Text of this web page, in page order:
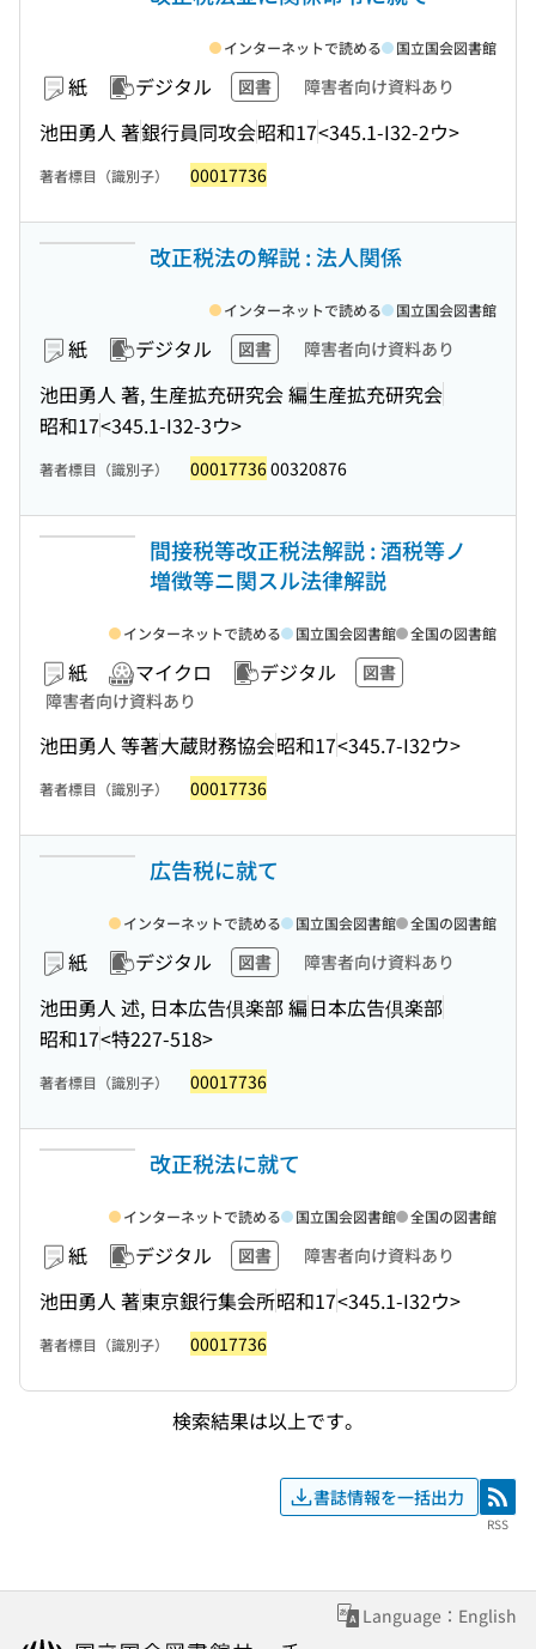
紙 デジタル 図書 障害者向け資料あり
池田勇人 著銀行員同攻会昭和17<345.1-I32-2ウ>
インターネットで読める 国立国会図書館
著者標目（識別子） 00017736
改正税法の解説 : 法人関係
紙 デジタル 図書 障害者向け資料あり
池田勇人 著, 生産拡充研究会 編生産拡充研究会
昭和17<345.1-I32-3ウ>
インターネットで読める 国立国会図書館
著者標目（識別子） 0001773600320876
間接税等改正税法解説 : 酒税等ノ
増徴等ニ関スル法律解説
紙 マイクロ デジタル
図書
障害者向け資料あり
池田勇人 等著大蔵財務協会昭和17<345.7-I32ウ>
インターネットで読める 国立国会図書館 全国の図書館
著者標目（識別子） 00017736
広告税に就て
紙 デジタル 図書 障害者向け資料あり
池田勇人 述, 日本広告倶楽部 編日本広告倶楽部
昭和17<特227-518>
インターネットで読める 国立国会図書館 全国の図書館
著者標目（識別子） 00017736
改正税法に就て
紙 デジタル 図書 障害者向け資料あり
池田勇人 著東京銀行集会所昭和17<345.1-I32ウ>
インターネットで読める 国立国会図書館 全国の図書館
著者標目（識別子） 00017736
検索結果は以上です。
書誌情報を一括出力 RSS
RSS
Language：English